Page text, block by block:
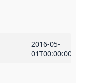
2016-05-
01T00:00:00Z